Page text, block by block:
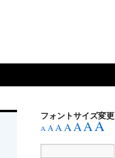
フォントサイズ変更
A A A AAAA